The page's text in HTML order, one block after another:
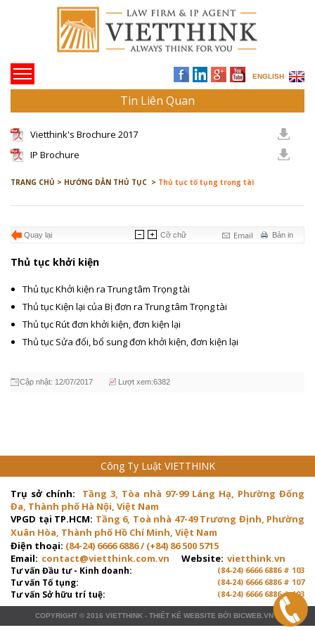
ENGLISH
Tin Liên Quan
Vietthink's Brochure 2017
IP Brochure
TRANG CHỦ > HƯỚNG DẪN THỦ TỤC > Thủ tục tố tụng trọng tài
Quay lại Bản in
Email
Cỡ chữ
Thủ tục khởi kiện
Thủ tục Khởi kiện ra Trung tâm Trọng tài
Thủ tục Kiện lại của Bị đơn ra Trung tâm Trọng tài
Thủ tục Rút đơn khởi kiện, đơn kiện lại
Thủ tục Sửa đổi, bổ sung đơn khởi kiện, đơn kiện lại
Cập nhật: 12/07/2017 Lượt xem:6382
Công Ty Luật VIETTHINK
Trụ sở chính:
Tầng 3, Tòa nhà 97-99 Láng Hạ, Phường Đống
Đa, Thành phố Hà Nội, Việt Nam
VPGD tại TP.HCM: Tầng 6, Toà nhà 47-49 Trương Định, Phường
Xuân Hòa, Thành phố Hồ Chí Minh, Việt Nam
Điện thoại: (84-24) 6666 6886 / (+84) 86 500 5715
Email: contact@vietthink.com.vn Website: vietthink.vn
Tư vấn Đầu tư - Kinh doanh: (84-24) 6666 6886 # 103
Tư vấn Tố tụng: (84-24) 6666 6886 # 107
Tư vấn Sở hữu trí tuệ: (84-24) 6666 6886 # 103
COPYRIGHT © 2016 VIETTHINK - THIẾT KẾ WEBSITE BỞI BICWEB.VN™